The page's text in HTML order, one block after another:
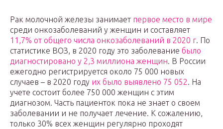
Рак молочной железы занимает первое место в мире
среди онкозаболеваний у женщин и составляет
11,7% от общего числа онкозаболеваний в 2020 г. По
статистике ВОЗ, в 2020 году это заболевание было
диагностировано у 2,3 миллиона женщин. В России
ежегодно регистрируется около 75 000 новых
случаев – в 2020 году их было выявлено 75 052. На
учете состоит более 750 000 женщин с этим
диагнозом. Часть пациенток пока не знает о своем
заболевании и не получает лечение. К сожалению,
только 30% всех женщин регулярно проходят